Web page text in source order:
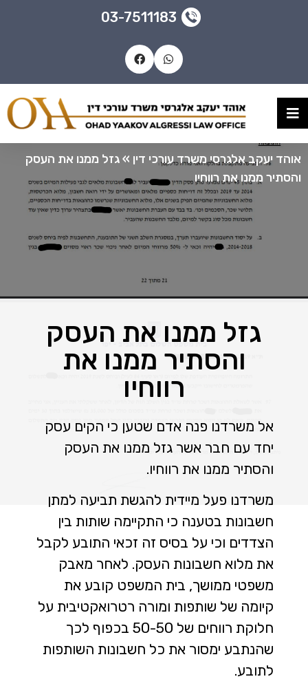
03-7511183
אוהד יעקב אלגרסי משרד עורכי דין »גזל ממנו את העסק
והסתיר ממנו את רווחיו
גזל ממנו את העסק
והסתיר ממנו את
רווחיו
אל משרדנו פנה אדם שטען כי הקים עסק
יחד עם חבר אשר גזל ממנו את העסק
והסתיר ממנו את רווחיו.
משרדנו פעל מיידית להגשת תביעה למתן
חשבונות בטענה כי התקיימה שותות בין
הצדדים וכי על בסיס זה זכאי התובע לקבל
את מלוא חשבונות העסק. לאחר מאבק
משפטי ממושך, בית המשפט קובע את
קיומה של שותפות ומורה רטרואקטיבית על
חלוקת רווחים של 50-50 בכפוף לכך
שהנתבע ימסור את כל חשבונות השותפות
לתובע.